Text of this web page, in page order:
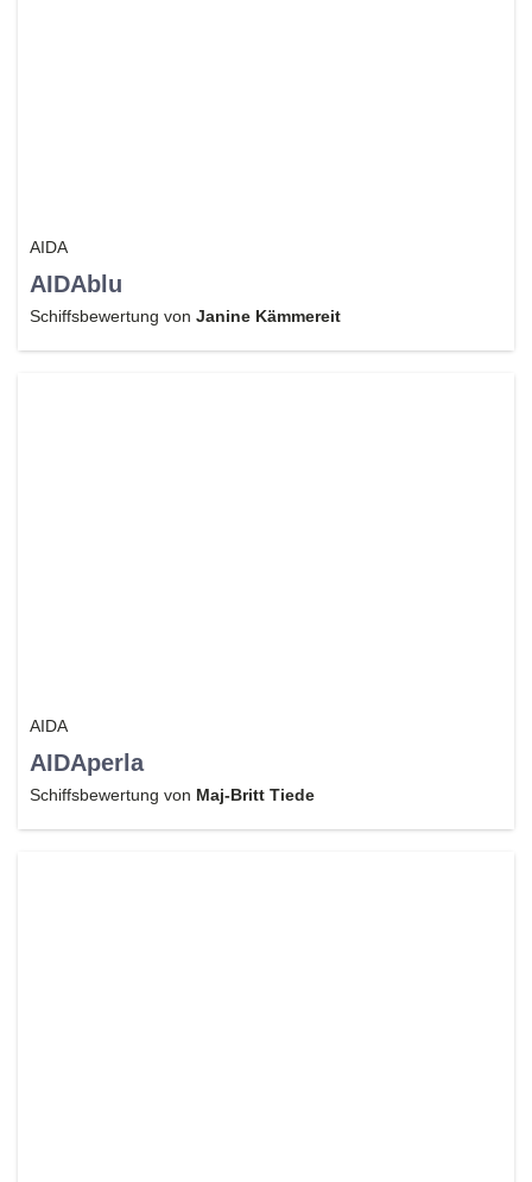
AIDA
AIDAblu
Schiffsbewertung von Janine Kämmereit
AIDA
AIDAperla
Schiffsbewertung von Maj-Britt Tiede